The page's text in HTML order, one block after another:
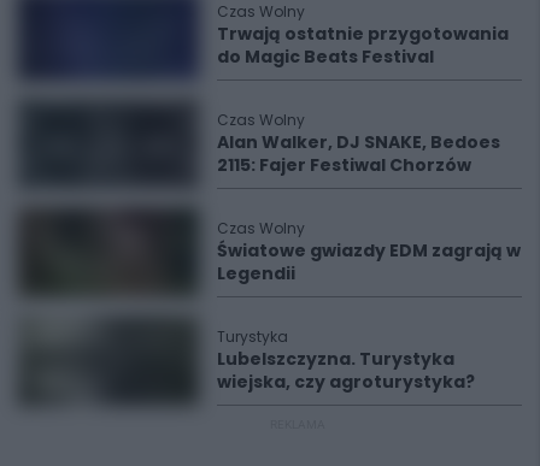
Czas Wolny
Trwają ostatnie przygotowania
do Magic Beats Festival
Czas Wolny
Alan Walker, DJ SNAKE, Bedoes
2115: Fajer Festiwal Chorzów
Czas Wolny
Światowe gwiazdy EDM zagrają w
Legendii
Turystyka
Lubelszczyzna. Turystyka
wiejska, czy agroturystyka?